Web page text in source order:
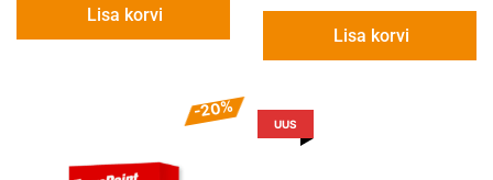
Lisa korvi
Lisa korvi
-20%
UUS